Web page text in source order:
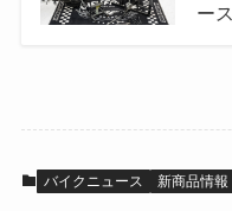
ース
バイクニュース 新商品情報